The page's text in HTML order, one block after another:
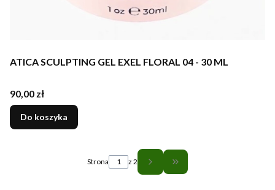
ATICA SCULPTING GEL EXEL FLORAL 04 - 30 ML
Cena
90,00 zł
Do koszyka
Strona z 2 Przejdź do ostatniej